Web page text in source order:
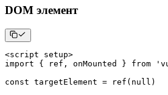
DOM элемент
<script setup>
import
{ ref , onMounted } from
const targetElement = ref ( null )